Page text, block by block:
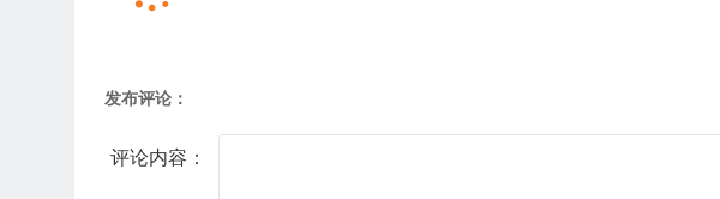
发布评论：
评论内容：